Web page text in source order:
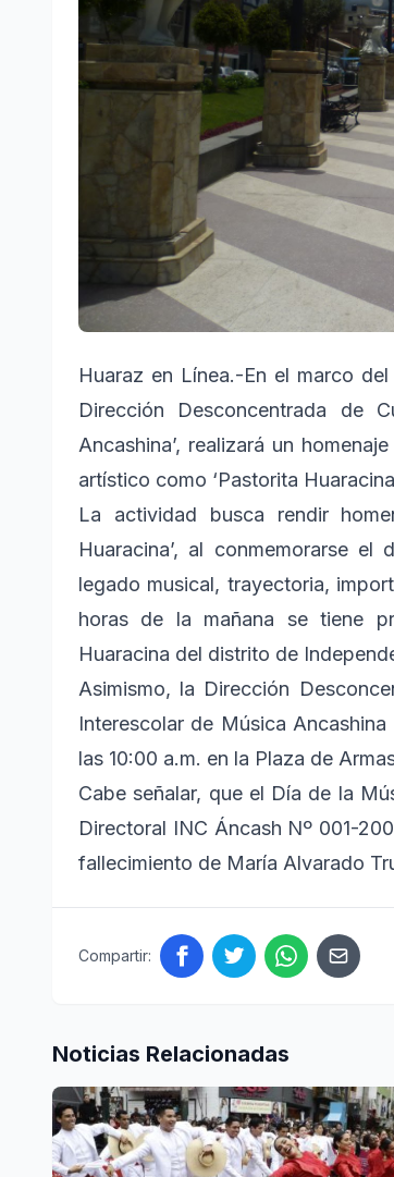
Huaraz en Línea.-En el marco
Dirección Desconcentrada de
Ancashina’, realizará un
artístico como ‘Pastorita
La actividad busca rendir
Huaracina’, al conmemorarse
legado musical, trayectoria,
horas de la mañana se tiene
Huaracina del distrito de
Asimismo, la Dirección
Interescolar de Música
las 10:00 a.m. en la Plaza de
Cabe señalar, que el Día de la
Directoral INC Áncash Nº 001-
fallecimiento de María Alvarado
Compartir:
Noticias Relacionadas